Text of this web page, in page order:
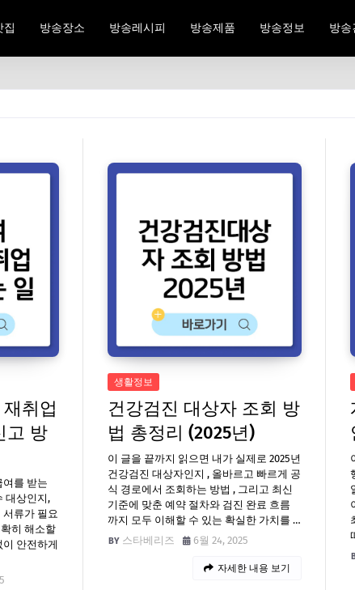
집 방송장소 방송레시피 방송제품 방송정보 방송
취업
고 방
를 받는
대상인지,
류가 필요
히 해소할
안전하게
생활정보
건강검진 대상자 조회 방
법 총정리 (2025년)
이 글을 끝까지 읽으면 내가 실제로 2025년
건강검진 대상자인지 , 올바르고 빠르게 공
식 경로에서 조회하는 방법 , 그리고 최신
기준에 맞춘 예약 절차와 검진 완료 흐름
까지 모두 이해할 수 있는 확실한 가치를 …
스타베리즈
6월 24, 2025
자세한 내용 보기